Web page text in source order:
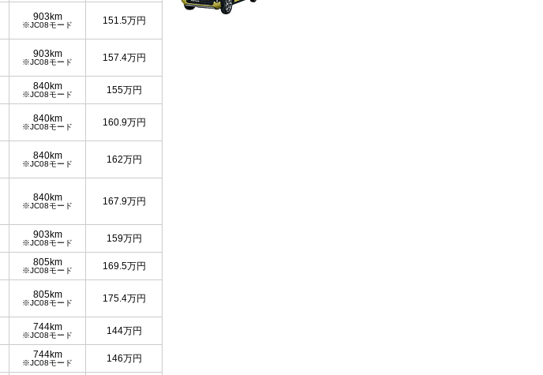
903km
※JC08モード 151.5万円
903km
※JC08モード 157.4万円
840km
※JC08モード 155万円
840km
※JC08モード 160.9万円
840km
※JC08モード 162万円
840km
※JC08モード 167.9万円
903km
※JC08モード 159万円
805km
※JC08モード 169.5万円
805km
※JC08モード 175.4万円
744km
※JC08モード 144万円
744km
※JC08モード 146万円